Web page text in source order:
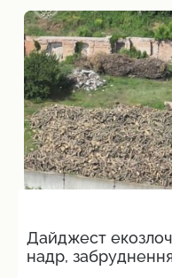
Дайджест
надр,